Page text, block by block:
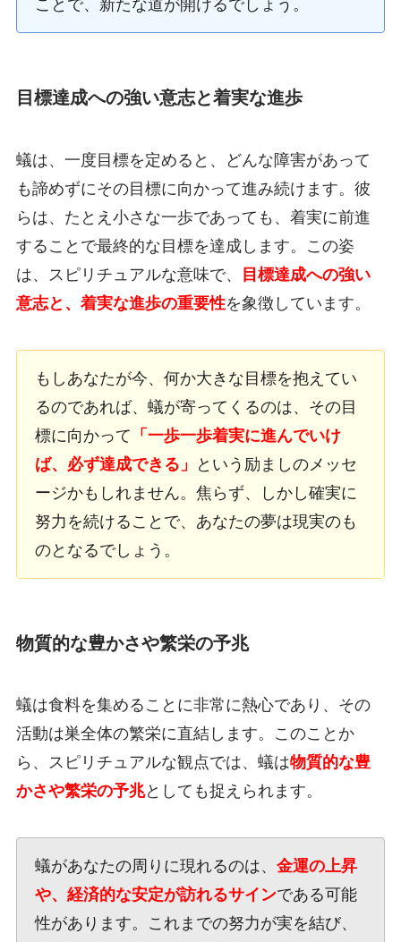
ことで、新たな道が開けるでしょう。
目標達成への強い意志と着実な進歩
蟻は、一度目標を定めると、どんな障害があって
も諦めずにその目標に向かって進み続けます。彼
らは、たとえ小さな一歩であっても、着実に前進
することで最終的な目標を達成します。この姿
は、スピリチュアルな意味で、
目標達成への強い
意志と、着実な進歩の重要性を象徴しています。
もしあなたが今、何か大きな目標を抱えてい
るのであれば、蟻が寄ってくるのは、その目
標に向かって 「一歩一歩着実に進んでいけ
ば、必ず達成できる」
という励ましのメッセ
ージかもしれません。焦らず、しかし確実に
努力を続けることで、あなたの夢は現実のも
のとなるでしょう。
物質的な豊かさや繁栄の予兆
蟻は食料を集めることに非常に熱心であり、その
活動は巣全体の繁栄に直結します。このことか
ら、スピリチュアルな観点では、蟻は物質的な豊
かさや繁栄の予兆としても捉えられます。
蟻があなたの周りに現れるのは、 金運の上昇
や、経済的な安定が訪れるサインである可能
性があります。これまでの努力が実を結び、